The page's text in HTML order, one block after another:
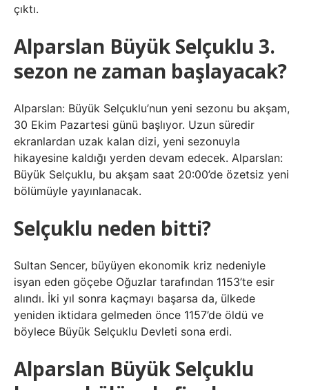
çıktı.
Alparslan Büyük Selçuklu 3.
sezon ne zaman başlayacak?
Alparslan: Büyük Selçuklu’nun yeni sezonu bu akşam,
30 Ekim Pazartesi günü başlıyor. Uzun süredir
ekranlardan uzak kalan dizi, yeni sezonuyla
hikayesine kaldığı yerden devam edecek. Alparslan:
Büyük Selçuklu, bu akşam saat 20:00’de özetsiz yeni
bölümüyle yayınlanacak.
Selçuklu neden bitti?
Sultan Sencer, büyüyen ekonomik kriz nedeniyle
isyan eden göçebe Oğuzlar tarafından 1153’te esir
alındı. İki yıl sonra kaçmayı başarsa da, ülkede
yeniden iktidara gelmeden önce 1157’de öldü ve
böylece Büyük Selçuklu Devleti sona erdi.
Alparslan Büyük Selçuklu